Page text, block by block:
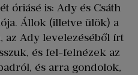
óriásé is: Ady és Csáth
Állok (illetve ülök) a
az Ady levelezéséből írt
és fel-felnézek az
és arra gondolok,